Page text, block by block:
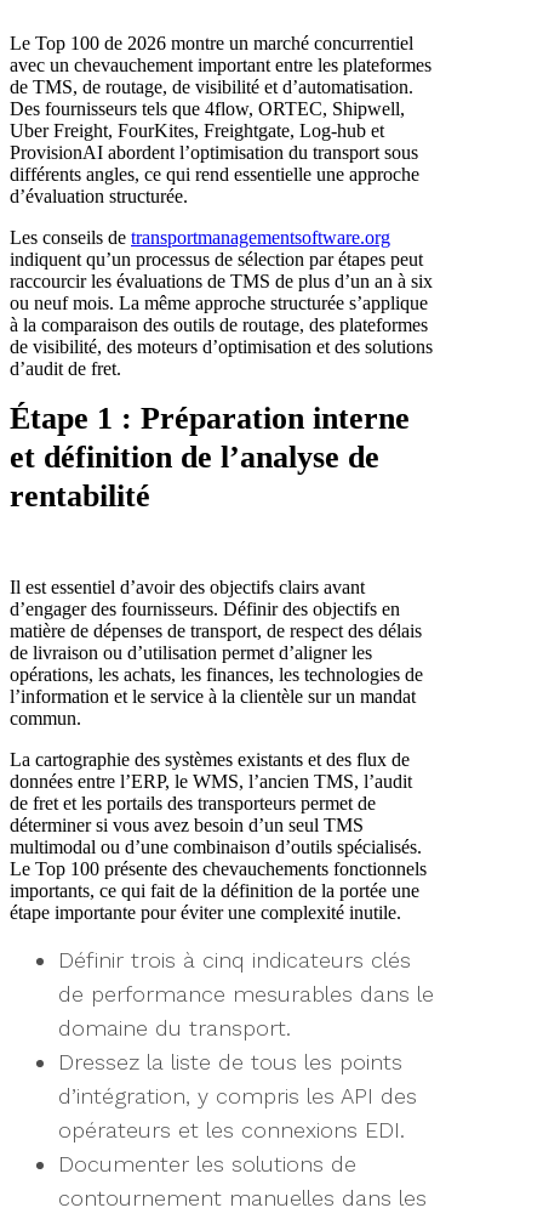
Le Top 100 de 2026 montre un marché concurrentiel
avec un chevauchement important entre les plateformes
de TMS, de routage, de visibilité et d’automatisation.
Des fournisseurs tels que 4flow, ORTEC, Shipwell,
Uber Freight, FourKites, Freightgate, Log-hub et
ProvisionAI abordent l’optimisation du transport sous
différents angles, ce qui rend essentielle une approche
d’évaluation structurée.
Les conseils de transportmanagementsoftware.org
indiquent qu’un processus de sélection par étapes peut
raccourcir les évaluations de TMS de plus d’un an à six
ou neuf mois. La même approche structurée s’applique
à la comparaison des outils de routage, des plateformes
de visibilité, des moteurs d’optimisation et des solutions
d’audit de fret.
Étape 1 : Préparation interne
et définition de l’analyse de
rentabilité
Il est essentiel d’avoir des objectifs clairs avant
d’engager des fournisseurs. Définir des objectifs en
matière de dépenses de transport, de respect des délais
de livraison ou d’utilisation permet d’aligner les
opérations, les achats, les finances, les technologies de
l’information et le service à la clientèle sur un mandat
commun.
La cartographie des systèmes existants et des flux de
données entre l’ERP, le WMS, l’ancien TMS, l’audit
de fret et les portails des transporteurs permet de
déterminer si vous avez besoin d’un seul TMS
multimodal ou d’une combinaison d’outils spécialisés.
Le Top 100 présente des chevauchements fonctionnels
importants, ce qui fait de la définition de la portée une
étape importante pour éviter une complexité inutile.
Définir trois à cinq indicateurs clés
de performance mesurables dans le
domaine du transport.
Dressez la liste de tous les points
d’intégration, y compris les API des
opérateurs et les connexions EDI.
Documenter les solutions de
contournement manuelles dans les